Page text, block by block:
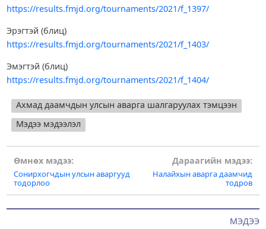
МЭДЭЭ
https://results.fmjd.org/tournaments/2021/f_1397/
Эрэгтэй (блиц)
https://results.fmjd.org/tournaments/2021/f_1403/
Эмэгтэй (блиц)
https://results.fmjd.org/tournaments/2021/f_1404/
Ахмад даамчдын улсын аварга шалгаруулах тэмцээн
Мэдээ мэдээлэл
Post
navigation
Өмнөх мэдээ:
Сонирхогчдын улсын аваргууд
тодорлоо
Дараагийн мэдээ:
Налайхын аварга даамчид
тодров